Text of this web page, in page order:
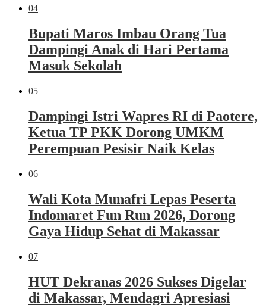
04
Bupati Maros Imbau Orang Tua
Dampingi Anak di Hari Pertama
Masuk Sekolah
05
Dampingi Istri Wapres RI di Paotere,
Ketua TP PKK Dorong UMKM
Perempuan Pesisir Naik Kelas
06
Wali Kota Munafri Lepas Peserta
Indomaret Fun Run 2026, Dorong
Gaya Hidup Sehat di Makassar
07
HUT Dekranas 2026 Sukses Digelar
di Makassar, Mendagri Apresiasi